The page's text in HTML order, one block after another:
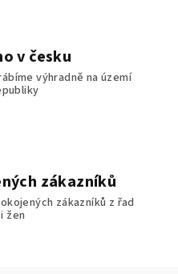
v česku
výhradně na území
zákazníků
zákazníků z řad
žen